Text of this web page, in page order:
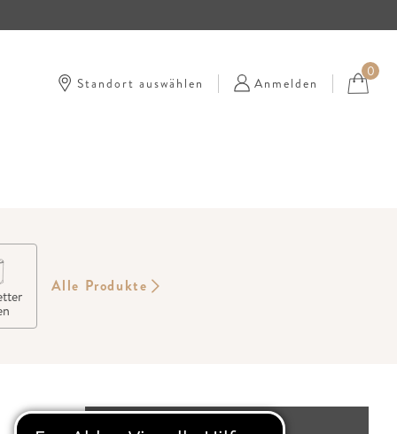
Standort auswählen Anmelden
0
Alle Produkte